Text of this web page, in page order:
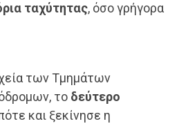
ταχύτητας, όσο γρήγορα
των Τμημάτων
το δεύτερο
και ξεκίνησε η